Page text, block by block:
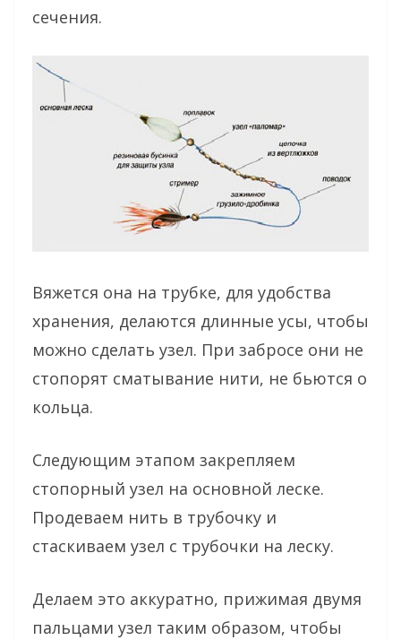
сечения.
Вяжется она на трубке, для удобства
хранения, делаются длинные усы, чтобы
можно сделать узел. При забросе они не
стопорят сматывание нити, не бьются о
кольца.
Следующим этапом закрепляем
стопорный узел на основной леске.
Продеваем нить в трубочку и
стаскиваем узел с трубочки на леску.
Делаем это аккуратно, прижимая двумя
пальцами узел таким образом, чтобы